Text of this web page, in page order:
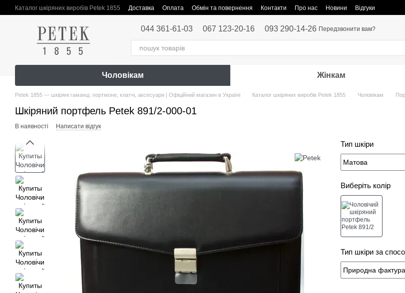
Перейти до основного контенту
Каталог шкіряних виробів Petek 1855 Доставка Оплата Обмін та повернення Контакти Про нас Новини
Відгуки
044 361-61-03 067 123-20-16 093 290-14-26 Передзвонити вам?
Чоловікам Жінкам
Petek 1855 — шкіряні гаманці, портмоне, клатчі, аксесуари | Офіційний магазин в Україні Каталог шкіряних виробів Petek 1855 Чоловікам
Шкіряний портфель Petek 891/2-000-01
В наявності Написати відгук
Тип шкіри
Виберіть колір
Тип шкіри за